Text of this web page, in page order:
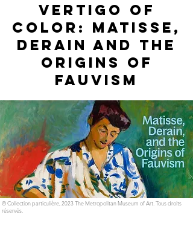
Vertigo of
Color: Matisse,
Derain and the
Origins of
Fauvism
© Collection particulière, 2023 The Metropolitan Museum of Art. Tous droits
réservés.